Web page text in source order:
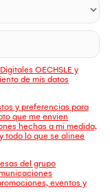
OECHSLE y
de mis datos
y preferencias para
que me envien
hechas a mi medida,
todo lo que se alinee
del grupo
eventos y